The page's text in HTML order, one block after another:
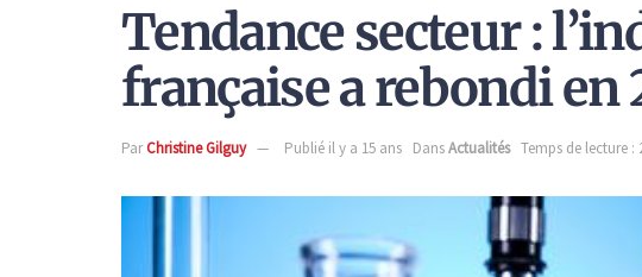
Tendance secteur :
française a rebondi en
ParChristine Gilguy Publié il y a 15 ans DansActualités Temps de lecture :